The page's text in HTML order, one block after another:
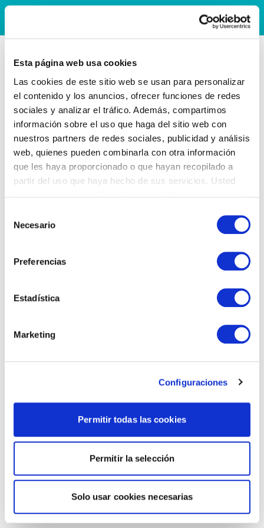
Esta página web usa cookies
Las cookies de este sitio web se usan para personalizar
el contenido y los anuncios, ofrecer funciones de redes
sociales y analizar el tráfico. Además, compartimos
información sobre el uso que haga del sitio web con
nuestros partners de redes sociales, publicidad y análisis
web, quienes pueden combinarla con otra información
que les haya proporcionado o que hayan recopilado a
partir del uso que haya hecho de sus servicios. Usted
Necesario
Preferencias
Estadística
Marketing
Configuraciones
Permitir todas las cookies
Permitir la selección
Solo usar cookies necesarias